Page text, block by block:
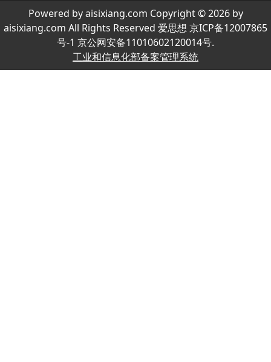
Powered by aisixiang.com Copyright © 2026 by
aisixiang.com All Rights Reserved 爱思想 京ICP备12007865
号-1 京公网安备11010602120014号.
工业和信息化部备案管理系统